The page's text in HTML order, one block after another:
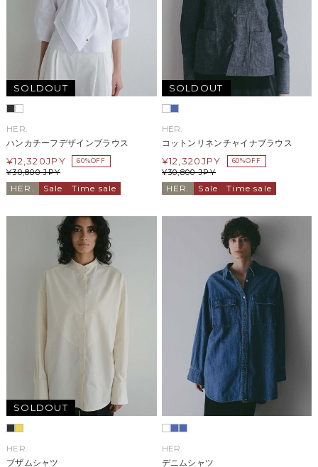
SOLDOUT
HER.
ハンカチーフデザインブラウス
¥30,800 JPY
¥12,320JPY 60%OFF
HER. Sale Time sale
SOLDOUT
HER.
コットンリネンチャイナブラウス
¥30,800 JPY
¥12,320JPY 60%OFF
HER. Sale Time sale
SOLDOUT
HER.
ブザムシャツ
HER.
デニムシャツ